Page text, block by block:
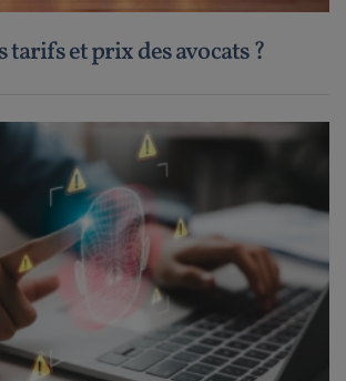
tarifs et prix des avocats ?